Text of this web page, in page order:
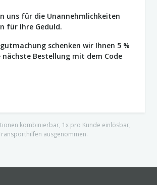
uns für die Unannehmlichkeiten
für Ihre Geduld.
schenken wir Ihnen 5 %
Bestellung mit dem Code
kombinierbar, 1x pro Kunde einlösbar,
ausgenommen.